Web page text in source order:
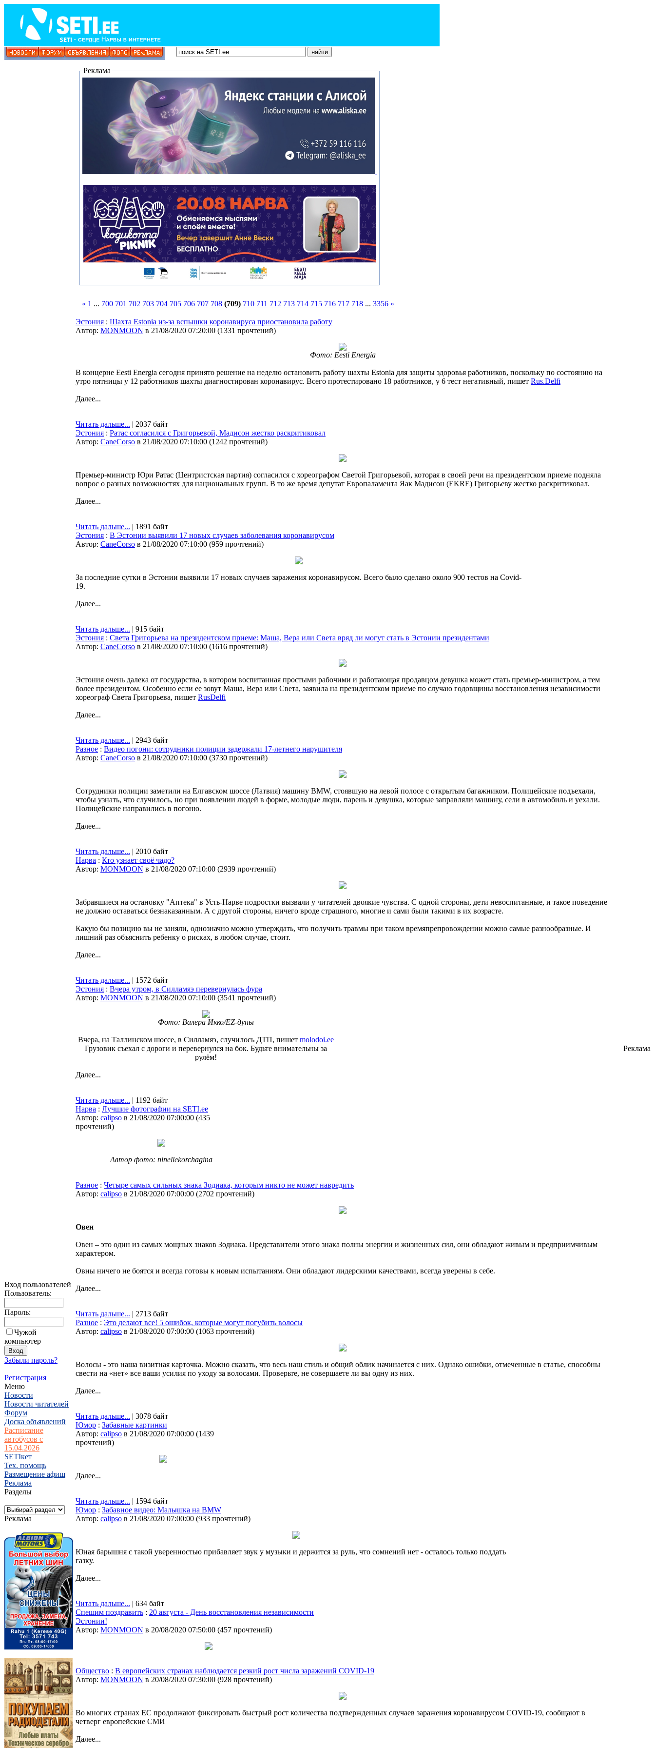
Вход пользователей
Пользователь:
Пароль:
Чужой
компьютер
Забыли пароль?
Регистрация
Меню
Новости
Новости читателей
Форум
Доска объявлений
Расписание
автобусов с
15.04.2026
SETIкет
Тех. помощь
Размещение афиш
Реклама
Разделы
Реклама
Реклама
« 1 ... 700 701 702 703 704 705 706 707 708 (709) 710 711 712 713 714 715 716 717 718 ... 3356 »
Эстония : Шахта Estonia из-за вспышки коронавируса приостановила работу
Автор: MONMOON в 21/08/2020 07:20:00 (1331 прочтений)
Фото: Eesti Energia
В концерне Eesti Energia сегодня принято решение на неделю остановить работу шахты Estonia для защиты здоровья работников, поскольку по состоянию на
утро пятницы у 12 работников шахты диагностирован коронавирус. Всего протестировано 18 работников, у 6 тест негативный, пишет Rus.Delfi
Далее...
Читать дальше... | 2037 байт
Эстония : Ратас согласился с Григорьевой, Мадисон жестко раскритиковал
Автор: CaneCorso в 21/08/2020 07:10:00 (1242 прочтений)
Премьер-министр Юри Ратас (Центристская партия) согласился с хореографом Светой Григорьевой, которая в своей речи на президентском приеме подняла
вопрос о разных возможностях для национальных групп. В то же время депутат Европаламента Яак Мадисон (EKRE) Григорьеву жестко раскритиковал.
Далее...
Читать дальше... | 1891 байт
Эстония : В Эстонии выявили 17 новых случаев заболевания коронавирусом
Автор: CaneCorso в 21/08/2020 07:10:00 (959 прочтений)
За последние сутки в Эстонии выявили 17 новых случаев заражения коронавирусом. Всего было сделано около 900 тестов на Covid-
19.
Далее...
Читать дальше... | 915 байт
Эстония : Света Григорьева на президентском приеме: Маша, Вера или Света вряд ли могут стать в Эстонии президентами
Автор: CaneCorso в 21/08/2020 07:10:00 (1616 прочтений)
Эстония очень далека от государства, в котором воспитанная простыми рабочими и работающая продавцом девушка может стать премьер-министром, а тем
более президентом. Особенно если ее зовут Маша, Вера или Света, заявила на президентском приеме по случаю годовщины восстановления независимости
хореограф Света Григорьева, пишет RusDelfi
Далее...
Читать дальше... | 2943 байт
Разное : Видео погони: сотрудники полиции задержали 17-летнего нарушителя
Автор: CaneCorso в 21/08/2020 07:10:00 (3730 прочтений)
Сотрудники полиции заметили на Елгавском шоссе (Латвия) машину BMW, стоявшую на левой полосе с открытым багажником. Полицейские подъехали,
чтобы узнать, что случилось, но при появлении людей в форме, молодые люди, парень и девушка, которые заправляли машину, сели в автомобиль и уехали.
Полицейские направились в погоню.
Далее...
Читать дальше... | 2010 байт
Нарва : Кто узнает своё чадо?
Автор: MONMOON в 21/08/2020 07:10:00 (2939 прочтений)
Забравшиеся на остановку "Аптека" в Усть-Нарве подростки вызвали у читателей двоякие чувства. С одной стороны, дети невоспитанные, и такое поведение
не должно оставаться безнаказанным. А с другой стороны, ничего вроде страшного, многие и сами были такими в их возрасте.
Какую бы позицию вы не заняли, однозначно можно утверждать, что получить травмы при таком времяпрепровождении можно самые разнообразные. И
лишний раз объяснить ребенку о рисках, в любом случае, стоит.
Далее...
Читать дальше... | 1572 байт
Эстония : Вчера утром, в Силламяэ перевернулась фура
Автор: MONMOON в 21/08/2020 07:10:00 (3541 прочтений)
Фото: Валера Икко/EZ-дуны
Вчера, на Таллинском шоссе, в Силламяэ, случилось ДТП, пишет molodoi.ee
Грузовик съехал с дороги и перевернулся на бок. Будьте внимательны за
рулём!
Далее...
Читать дальше... | 1192 байт
Нарва : Лучшие фотографии на SETI.ee
Автор: calipso в 21/08/2020 07:00:00 (435
прочтений)
Автор фото: ninellekorchagina
Разное : Четыре самых сильных знака Зодиака, которым никто не может навредить
Автор: calipso в 21/08/2020 07:00:00 (2702 прочтений)
Овен
Овен – это один из самых мощных знаков Зодиака. Представители этого знака полны энергии и жизненных сил, они обладают живым и предприимчивым
характером.
Овны ничего не боятся и всегда готовы к новым испытаниям. Они обладают лидерскими качествами, всегда уверены в себе.
Далее...
Читать дальше... | 2713 байт
Разное : Это делают все! 5 ошибок, которые могут погубить волосы
Автор: calipso в 21/08/2020 07:00:00 (1063 прочтений)
Волосы - это наша визитная карточка. Можно сказать, что весь наш стиль и общий облик начинается с них. Однако ошибки, отмеченные в статье, способны
свести на «нет» все ваши усилия по уходу за волосами. Проверьте, не совершаете ли вы одну из них.
Далее...
Читать дальше... | 3078 байт
Юмор : Забавные картинки
Автор: calipso в 21/08/2020 07:00:00 (1439
прочтений)
Далее...
Читать дальше... | 1594 байт
Юмор : Забавное видео: Малышка на BMW
Автор: calipso в 21/08/2020 07:00:00 (933 прочтений)
Юная барышня с такой уверенностью прибавляет звук у музыки и держится за руль, что сомнений нет - осталось только поддать
газку.
Далее...
Читать дальше... | 634 байт
Спешим поздравить : 20 августа - День восстановления независимости
Эстонии!
Автор: MONMOON в 20/08/2020 07:50:00 (457 прочтений)
Общество : В европейских странах наблюдается резкий рост числа заражений COVID-19
Автор: MONMOON в 20/08/2020 07:30:00 (928 прочтений)
Во многих странах ЕС продолжают фиксировать быстрый рост количества подтвержденных случаев заражения коронавирусом COVID-19, сообщают в
четверг европейские СМИ
Далее...
Реклама